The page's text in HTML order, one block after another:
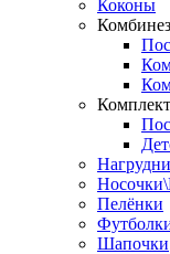
Коконы
Пелёнки
Шапочки